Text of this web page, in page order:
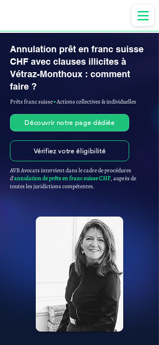
Annulation prêt en franc suisse
CHF avec clauses illicites à
Vétraz-Monthoux : comment
faire ?
Prêts franc suisse▪︎Actions collectives & individuelles
Découvrir notre page dédiée
Vérifiez votre éligibilité
AVB Avocats intervient dans le cadre de procédures
d'annulation de prêts en franc suisse CHF, auprès de
toutes les juridictions compétentes.